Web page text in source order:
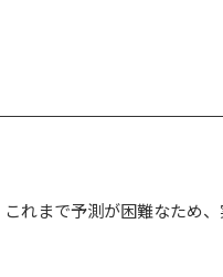
れまで予測が困難なため